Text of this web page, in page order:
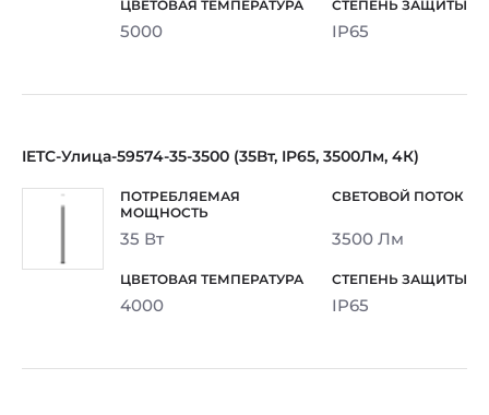
5000 IP65
IETC-Улица-59574-35-3500 (35Вт, IP65, 3500Лм, 4К)
35 Вт 3500 Лм
4000 IP65